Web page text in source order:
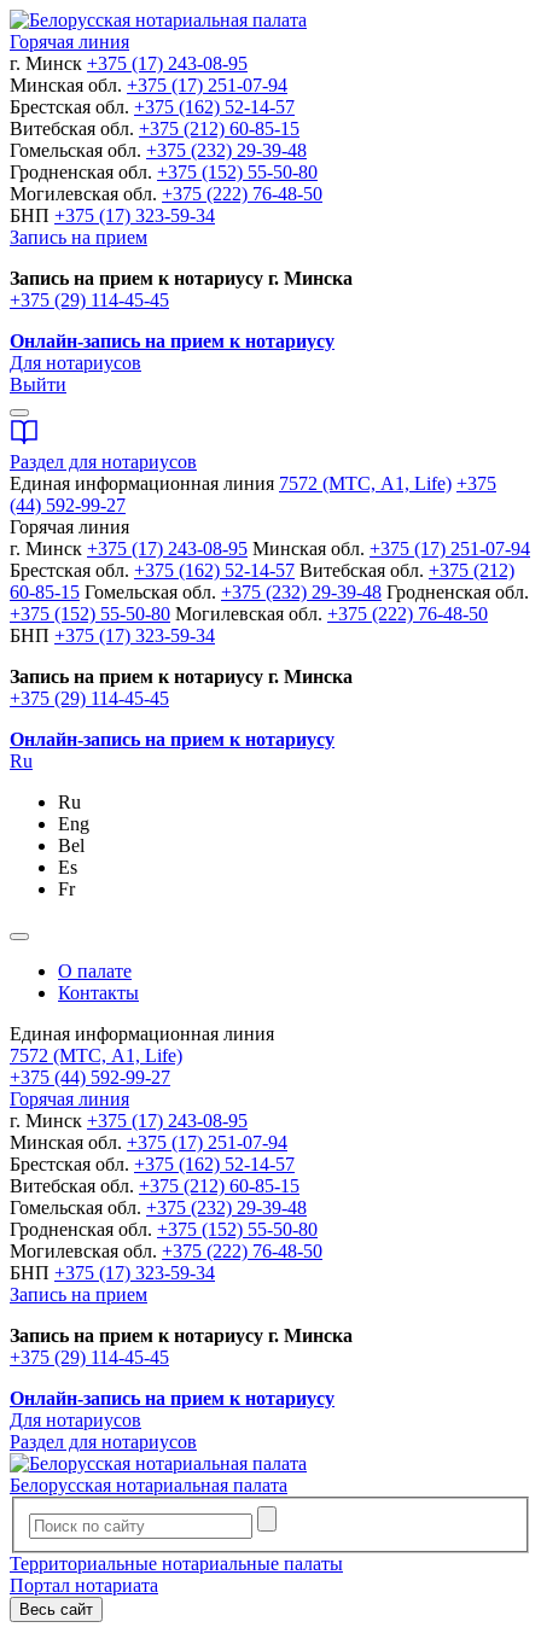
Горячая линия
г. Минск +375 (17) 243-08-95
Минская обл. +375 (17) 251-07-94
Брестская обл. +375 (162) 52-14-57
Витебская обл. +375 (212) 60-85-15
Гомельская обл. +375 (232) 29-39-48
Гродненская обл. +375 (152) 55-50-80
Могилевская обл. +375 (222) 76-48-50
БНП +375 (17) 323-59-34
Запись на прием
Запись на прием к нотариусу г. Минска
+375 (29) 114-45-45
Онлайн-запись на прием к нотариусу
Для нотариусов
Выйти
Раздел для нотариусов
Единая информационная линия 7572 (МТС, A1, Life) +375
(44) 592-99-27
Горячая линия
г. Минск +375 (17) 243-08-95 Минская обл. +375 (17) 251-07-94
Брестская обл. +375 (162) 52-14-57 Витебская обл. +375 (212)
60-85-15 Гомельская обл. +375 (232) 29-39-48 Гродненская обл.
+375 (152) 55-50-80 Могилевская обл. +375 (222) 76-48-50
БНП +375 (17) 323-59-34
Запись на прием к нотариусу г. Минска
+375 (29) 114-45-45
Онлайн-запись на прием к нотариусу
Ru
Ru
Eng
Bel
Es
Fr
О палате
Контакты
Единая информационная линия
7572 (МТС, A1, Life)
+375 (44) 592-99-27
Горячая линия
г. Минск +375 (17) 243-08-95
Минская обл. +375 (17) 251-07-94
Брестская обл. +375 (162) 52-14-57
Витебская обл. +375 (212) 60-85-15
Гомельская обл. +375 (232) 29-39-48
Гродненская обл. +375 (152) 55-50-80
Могилевская обл. +375 (222) 76-48-50
БНП +375 (17) 323-59-34
Запись на прием
Запись на прием к нотариусу г. Минска
+375 (29) 114-45-45
Онлайн-запись на прием к нотариусу
Для нотариусов
Раздел для нотариусов
Белорусская нотариальная палата
Территориальные нотариальные палаты
Портал нотариата
Весь сайт